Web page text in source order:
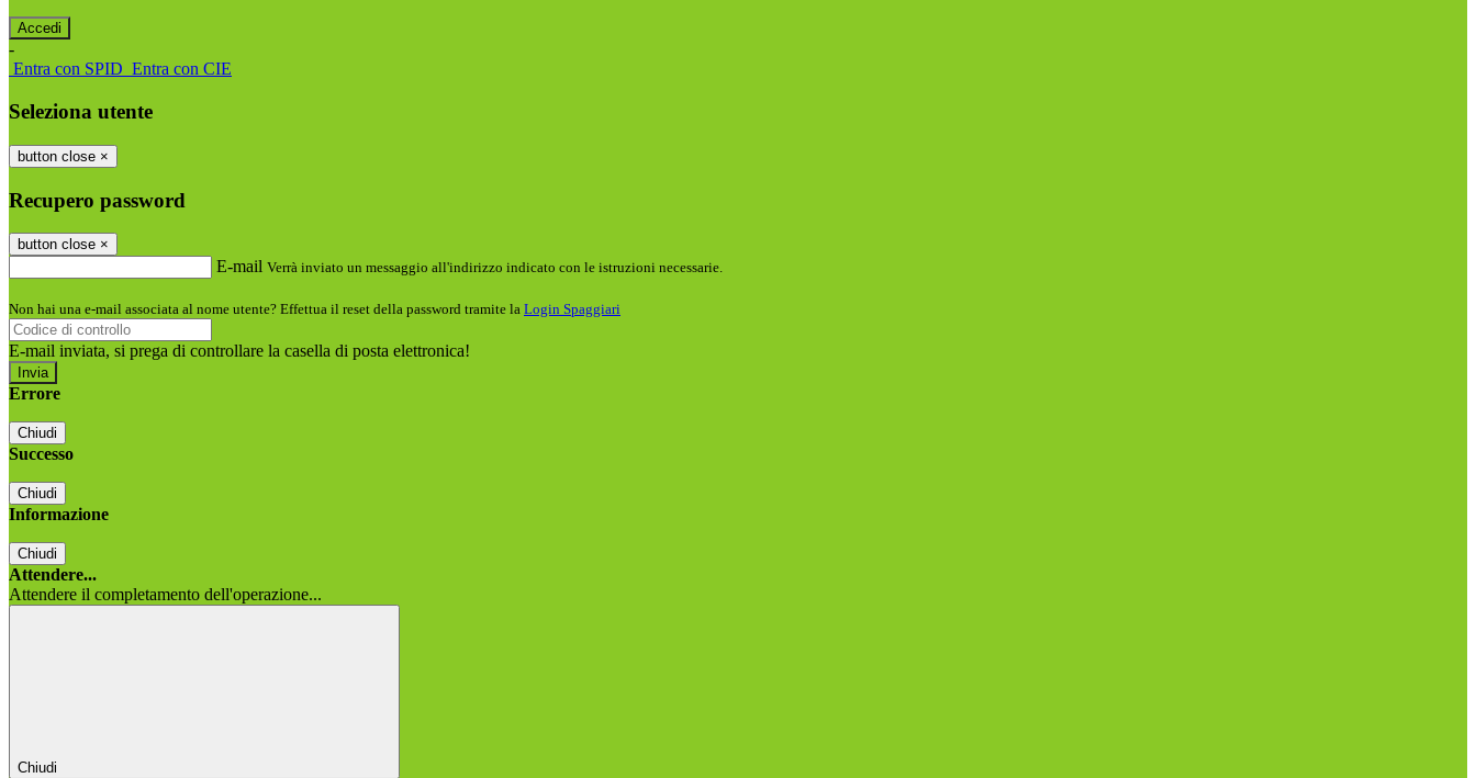
-
Entra con SPID Entra con CIE
Seleziona utente
button close ×
Recupero password
button close ×
E-mail Verrà inviato un messaggio all'indirizzo indicato con le istruzioni necessarie.
Non hai una e-mail associata al nome utente? Effettua il reset della password tramite la Login Spaggiari
E-mail inviata, si prega di controllare la casella di posta elettronica!
Errore
Chiudi
Successo
Chiudi
Informazione
Chiudi
Attendere...
Attendere il completamento dell'operazione...
Chiudi